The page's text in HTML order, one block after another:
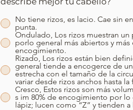
No tiene rizos, es lacio. Cae sin
punta.
Ondulado, Los rizos muestran
porlo general más abiertos y más
encogimiento.
Rizado, Los rizos están bien
general tiende a encogerce de un 40% a un 50%. La
estrecha con el tamaño de la
variar desde rizos anchos hasta
Cresco, Estos rizos son más
s im 80% de encogimiento por lo
lápiz; lucen como “Z” y tienden